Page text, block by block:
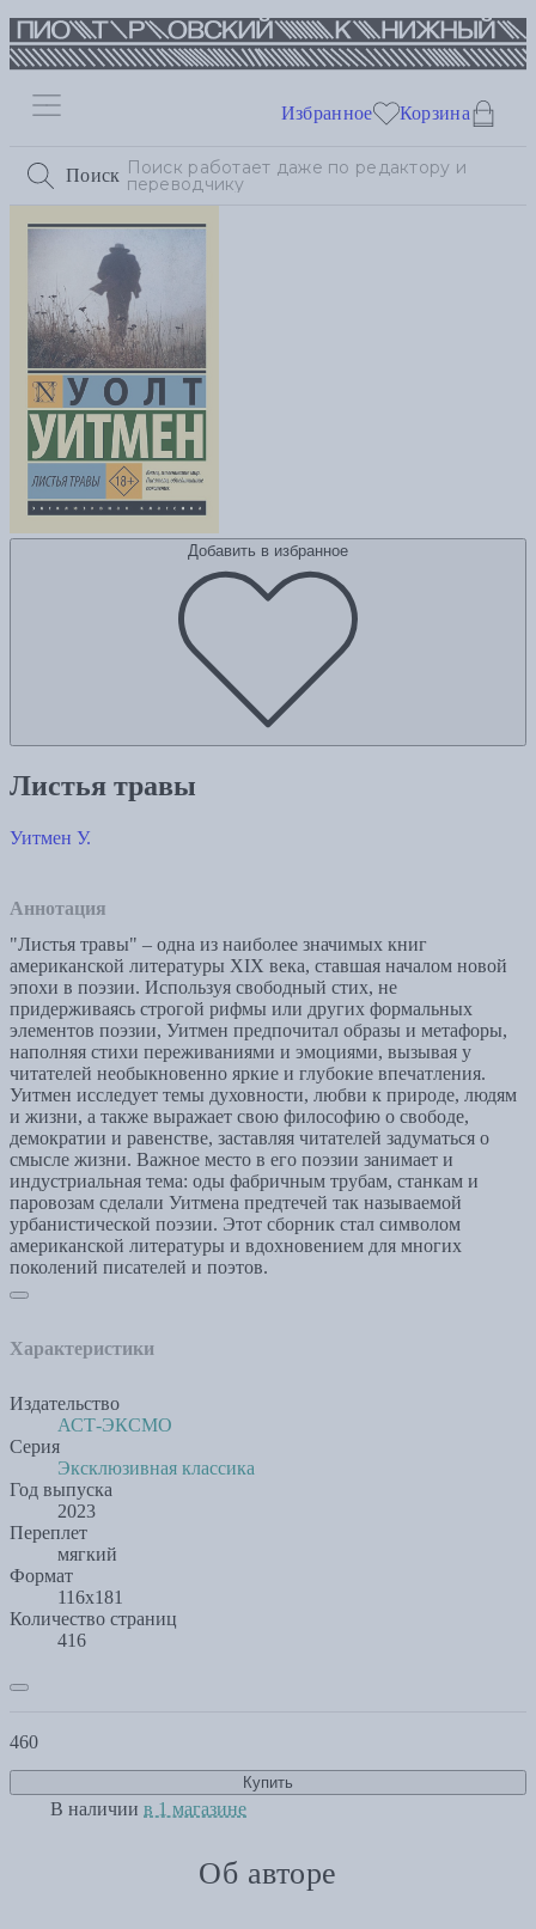
Поиск
Избранное Корзина
Добавить в избранное
Листья травы
Уитмен У.
Аннотация
"Листья травы" – одна из наиболее значимых книг
американской литературы XIX века, ставшая началом новой
эпохи в поэзии. Используя свободный стих, не
придерживаясь строгой рифмы или других формальных
элементов поэзии, Уитмен предпочитал образы и метафоры,
наполняя стихи переживаниями и эмоциями, вызывая у
читателей необыкновенно яркие и глубокие впечатления.
Уитмен исследует темы духовности, любви к природе, людям
и жизни, а также выражает свою философию о свободе,
демократии и равенстве, заставляя читателей задуматься о
смысле жизни. Важное место в его поэзии занимает и
индустриальная тема: оды фабричным трубам, станкам и
паровозам сделали Уитмена предтечей так называемой
урбанистической поэзии. Этот сборник стал символом
американской литературы и вдохновением для многих
поколений писателей и поэтов.
Характеристики
Издательство
АСТ-ЭКСМО
Серия
Эксклюзивная классика
Год выпуска
2023
Переплет
мягкий
Формат
116х181
Количество страниц
416
460
Купить
В наличии в 1 магазине
Об авторе